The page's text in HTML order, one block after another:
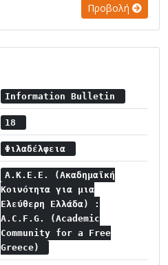
Προβολή
Information Bulletin
18
Φιλαδέλφεια
Α.Κ.Ε.Ε. (Ακαδημαϊκή
Κοινότητα για μια
Ελεύθερη Ελλάδα) :
A.C.F.G. (Academic
Community for a Free
Greece)